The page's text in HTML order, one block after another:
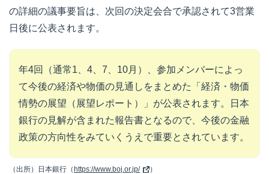
の詳細の議事要旨は、次回の決定会合で承認されて3営業
日後に公表されます。
年4回（通常1、4、7、10月）、参加メンバーによっ
て今後の経済や物価の見通しをまとめた「経済・物価
情勢の展望（展望レポート）」が公表されます。日本
銀行の見解が含まれた報告書となるので、今後の金融
政策の方向性をみていくうえで重要とされています。
（出所）日本銀行（ https://www.boj.or.jp/ ）